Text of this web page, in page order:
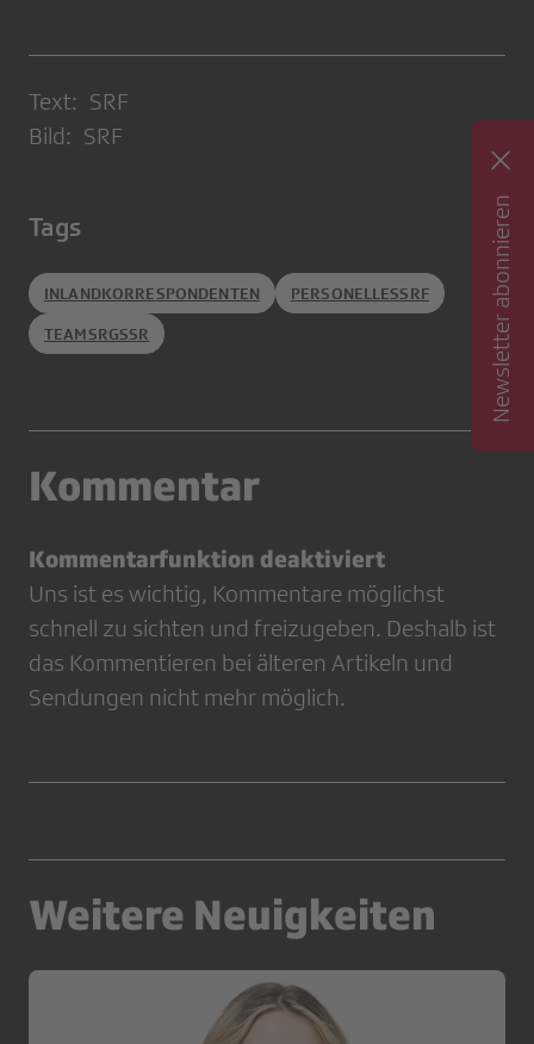
Text: SRF
Bild: SRF
Tags
INLANDKORRESPONDENTEN PERSONELLESSRF
TEAMSRGSSR
Kommentar
Kommentarfunktion deaktiviert
Uns ist es wichtig, Kommentare möglichst
schnell zu sichten und freizugeben. Deshalb ist
das Kommentieren bei älteren Artikeln und
Sendungen nicht mehr möglich.
Weitere Neuigkeiten
Newsletter abonnieren